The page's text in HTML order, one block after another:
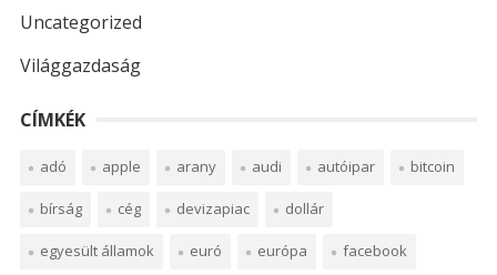
Uncategorized
Világgazdaság
CÍMKÉK
adó apple arany audi autóipar bitcoin
bírság cég devizapiac dollár
egyesült államok euró európa facebook